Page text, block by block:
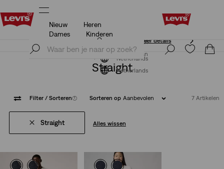
Unidays: Studenten krijgen 20% korting
Meld je nu aan
Netherlands
Nieuw
Heren
Dames
Kinderen
Unidays: Studenten krijgen 20% kortingMeer details
Meld je nu aan
Netherlands
Straight
Filter / Sorteren(1) Sorteren op Aanbevolen 7 Artikelen
Straight Alles wissen